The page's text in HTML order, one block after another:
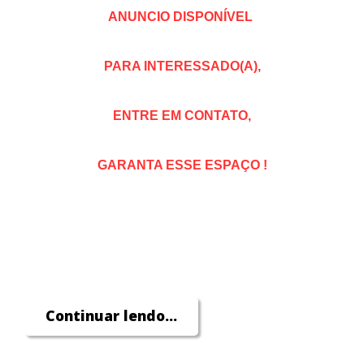
ANUNCIO DISPONÍVEL
PARA INTERESSADO(A),
ENTRE EM CONTATO,
GARANTA ESSE ESPAÇO !
Continuar lendo...